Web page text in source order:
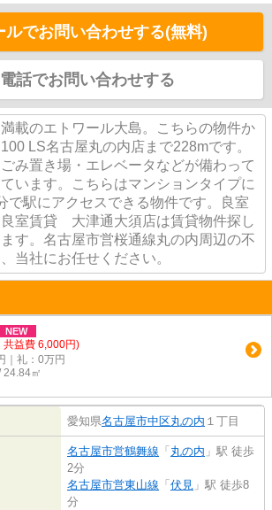
ルでお問い合わせする(無料)
電話でお問い合わせする
載のエトワール大島。こちらの物件か
LS名古屋丸の内店まで228mです。
み置き場・エレベータなどが備わって
います。こちらはマンションタイプに
で駅にアクセスできる物件です。良室
室賃貸 大津通大須店は賃貸物件探し
す。名古屋市営桜通線丸の内周辺の不
当社にお任せください。
NEW
共益費 6,000円)
｜礼：0万円
24.84㎡
愛知県名古屋市中区丸の内 １丁目
名古屋市営鶴舞線 「 丸の内 」駅 徒歩
2分
名古屋市営東山線 「 伏見 」駅 徒歩8
分